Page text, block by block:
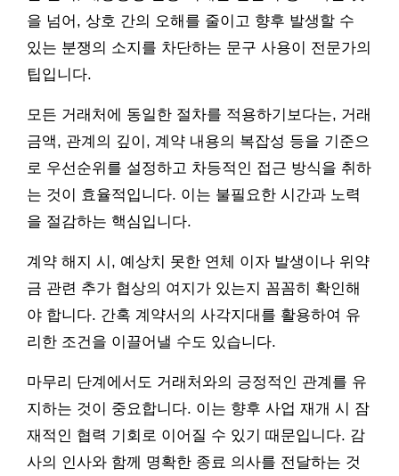
을 넘어, 상호 간의 오해를 줄이고 향후 발생할 수
있는 분쟁의 소지를 차단하는 문구 사용이 전문가의
팁입니다.
모든 거래처에 동일한 절차를 적용하기보다는, 거래
금액, 관계의 깊이, 계약 내용의 복잡성 등을 기준으
로 우선순위를 설정하고 차등적인 접근 방식을 취하
는 것이 효율적입니다. 이는 불필요한 시간과 노력
을 절감하는 핵심입니다.
계약 해지 시, 예상치 못한 연체 이자 발생이나 위약
금 관련 추가 협상의 여지가 있는지 꼼꼼히 확인해
야 합니다. 간혹 계약서의 사각지대를 활용하여 유
리한 조건을 이끌어낼 수도 있습니다.
마무리 단계에서도 거래처와의 긍정적인 관계를 유
지하는 것이 중요합니다. 이는 향후 사업 재개 시 잠
재적인 협력 기회로 이어질 수 있기 때문입니다. 감
사의 인사와 함께 명확한 종료 의사를 전달하는 것